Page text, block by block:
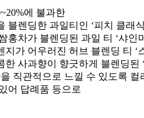
에 불과한
렌딩한 과일티인 ‘피치 클래식
차가 블렌딩된 과일 티 ‘샤인
가 어우러진 허브 블렌딩 티 ‘
사과향이 향긋하게 블렌딩된
직관적으로 느낄 수 있도록
어 답례품 등으로